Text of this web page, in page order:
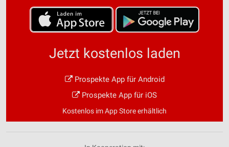
Jetzt kostenlos laden
Prospekte App für Android
Prospekte App für iOS
Kostenlos im App Store erhältlich